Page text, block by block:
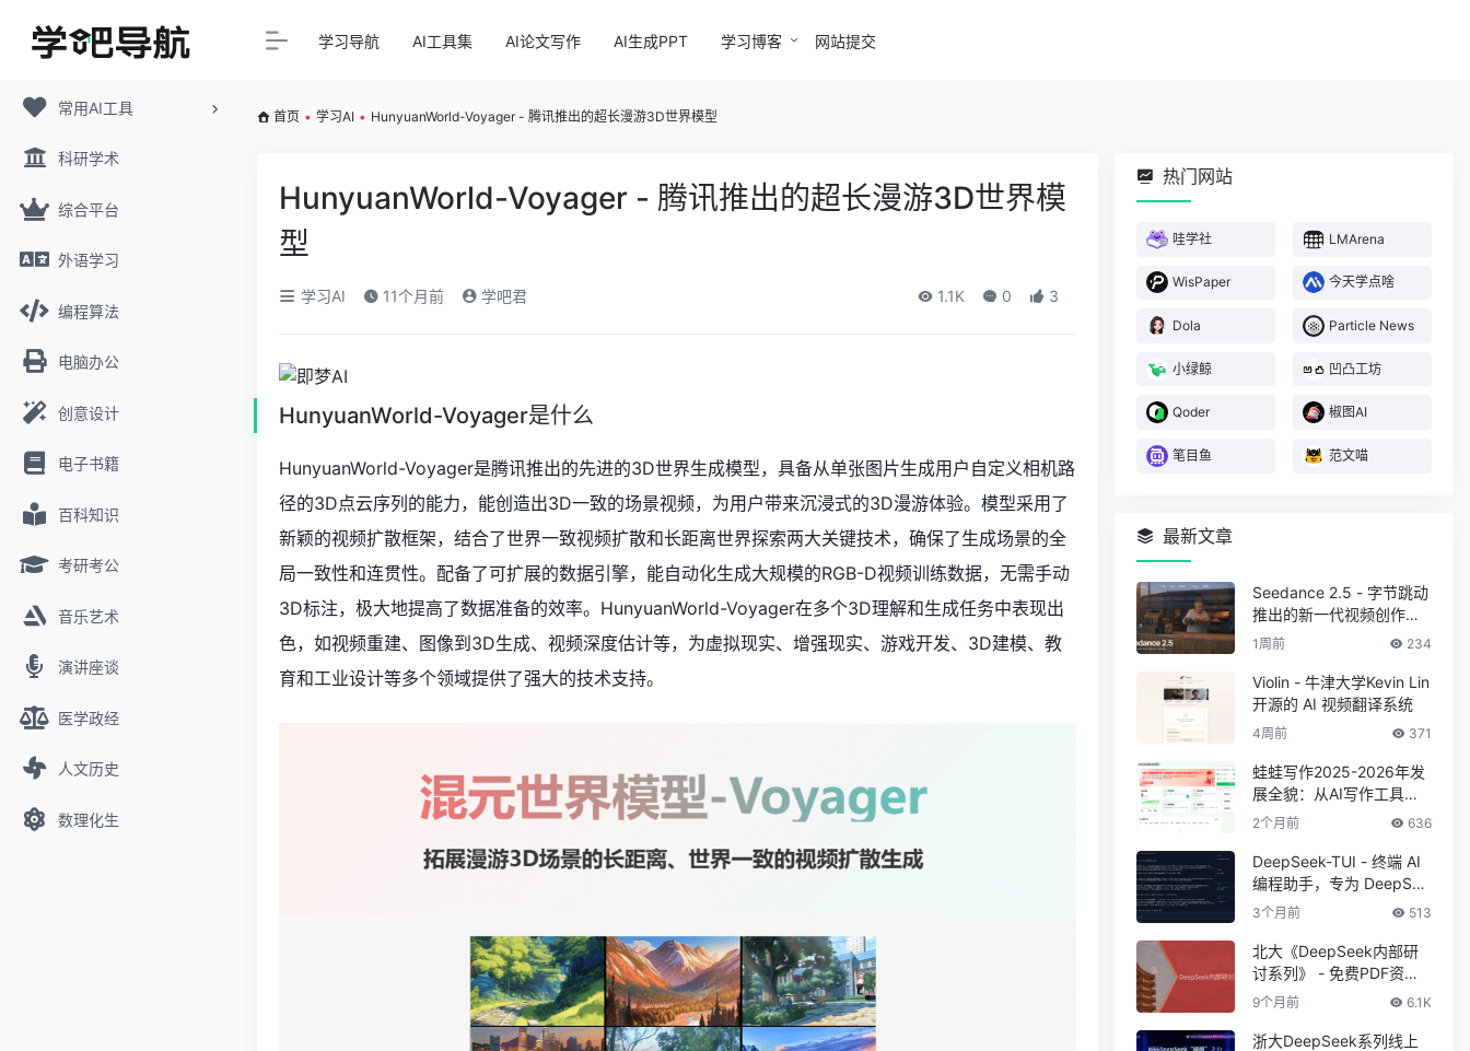
常用AI工具
科研学术
综合平台
外语学习
编程算法
电脑办公
创意设计
电子书籍
百科知识
考研考公
音乐艺术
演讲座谈
医学政经
人文历史
数理化生
学习导航 AI工具集 AI论文写作 AI生成PPT 学习博客 网站提交
首页 • 学习AI • HunyuanWorld-Voyager - 腾讯推出的超长漫游3D世界模型
HunyuanWorld-Voyager - 腾讯推出的超长漫游3D世界模
型
学习AI 11个月前 学吧君 1.1K 0 3
HunyuanWorld-Voyager是什么
HunyuanWorld-Voyager是腾讯推出的先进的3D世界生成模型，具备从单张图片生成用户自定义相机路
径的3D点云序列的能力，能创造出3D一致的场景视频，为用户带来沉浸式的3D漫游体验。模型采用了
新颖的视频扩散框架，结合了世界一致视频扩散和长距离世界探索两大关键技术，确保了生成场景的全
局一致性和连贯性。配备了可扩展的数据引擎，能自动化生成大规模的RGB-D视频训练数据，无需手动
3D标注，极大地提高了数据准备的效率。HunyuanWorld-Voyager在多个3D理解和生成任务中表现出
色，如视频重建、图像到3D生成、视频深度估计等，为虚拟现实、增强现实、游戏开发、3D建模、教
育和工业设计等多个领域提供了强大的技术支持。
热门网站
哇学社 LMArena
WisPaper 今天学点啥
Dola Particle News
小绿鲸 凹凸工坊
Qoder 椒图AI
笔目鱼 范文喵
最新文章
Seedance 2.5 - 字节跳动
推出的新一代视频创作模
型
1周前 234
Violin - 牛津大学Kevin Lin
开源的 AI 视频翻译系统
4周前 371
蛙蛙写作2025-2026年发
展全貌：从AI写作工具到
创作者一站式工作站
2个月前 636
DeepSeek-TUI - 终端 AI
编程助手，专为 DeepSee
k V4 系列模型设计
3个月前 513
北大《DeepSeek内部研
讨系列》 - 免费PDF资料
下载
9个月前 6.1K
浙大DeepSeek系列线上